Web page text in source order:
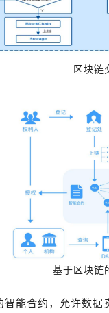
区块链
基于区块链
智能合约，允许数